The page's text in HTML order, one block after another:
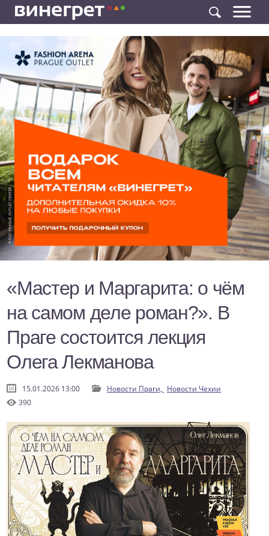
«Мастер и Маргарита: о чём
на самом деле роман?». В
Праге состоится лекция
Олега Лекманова
15.01.2026 13:00 Новости Праги, Новости Чехии
390